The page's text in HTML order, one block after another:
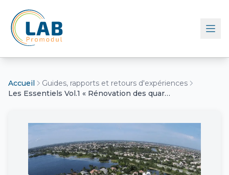
Retour à l'accueil
Accueil
Guides, rapports et retours d'expériences
Les Essentiels Vol.1 « Rénovation des quartiers homogènes : comment massifier et industrialiser ? »